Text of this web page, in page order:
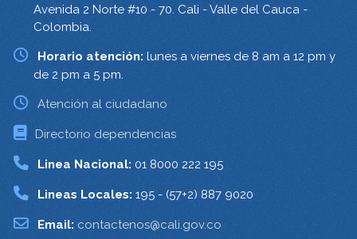
Avenida 2 Norte #10 - 70. Cali - Valle del Cauca -
Colombia.
Horario atención: lunes a viernes de 8 am a 12 pm y
de 2 pm a 5 pm.
Atención al ciudadano
Directorio dependencias
Linea Nacional: 01 8000 222 195
Lineas Locales: 195 - (57+2) 887 9020
Email: contactenos@cali.gov.co